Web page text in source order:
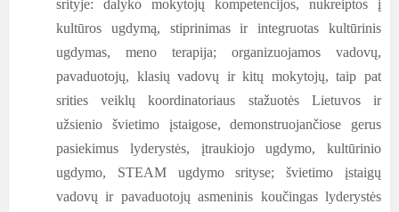
srityje: dalyko mokytojų kompetencijos, nukreiptos į
kultūros ugdymą, stiprinimas ir integruotas kultūrinis
ugdymas, meno terapija; organizuojamos vadovų,
pavaduotojų, klasių vadovų ir kitų mokytojų, taip pat
srities veiklų koordinatoriaus stažuotės Lietuvos ir
užsienio švietimo įstaigose, demonstruojančiose gerus
pasiekimus lyderystės, įtraukiojo ugdymo, kultūrinio
ugdymo, STEAM ugdymo srityse; švietimo įstaigų
vadovų ir pavaduotojų asmeninis koučingas lyderystės